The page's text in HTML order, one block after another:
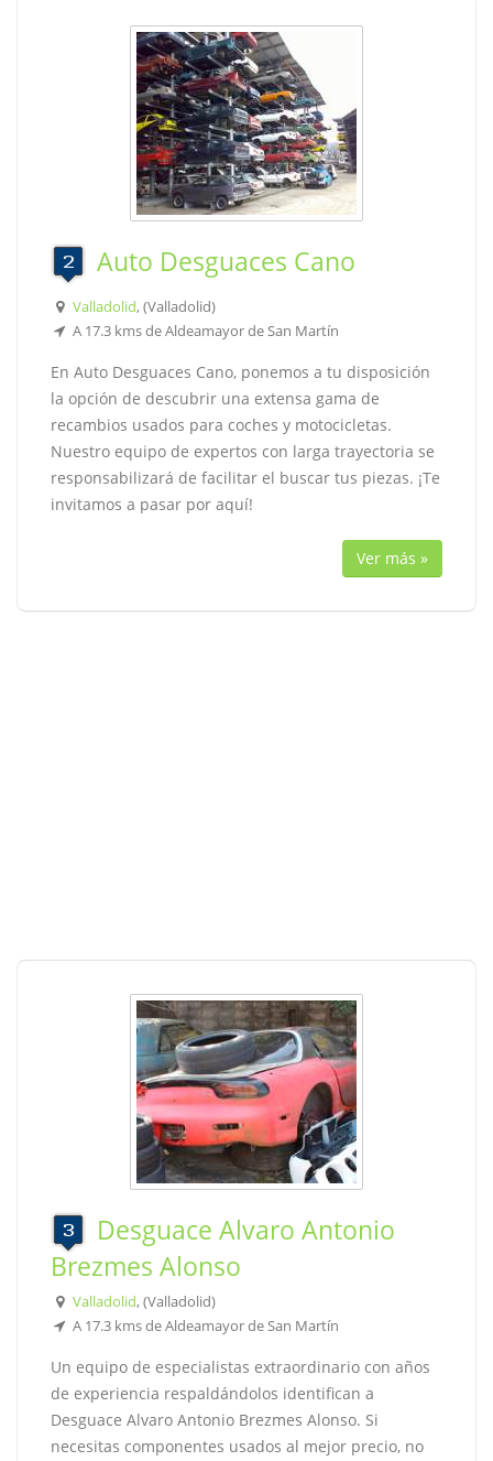
Auto Desguaces Cano
Valladolid, (Valladolid)
A 17.3 kms de Aldeamayor de San Martín
En Auto Desguaces Cano, ponemos a tu disposición
la opción de descubrir una extensa gama de
recambios usados para coches y motocicletas.
Nuestro equipo de expertos con larga trayectoria se
responsabilizará de facilitar el buscar tus piezas. ¡Te
invitamos a pasar por aquí!
Ver más »
Desguace Alvaro Antonio
Brezmes Alonso
Valladolid, (Valladolid)
A 17.3 kms de Aldeamayor de San Martín
Un equipo de especialistas extraordinario con años
de experiencia respaldándolos identifican a
Desguace Alvaro Antonio Brezmes Alonso. Si
necesitas componentes usados al mejor precio, no